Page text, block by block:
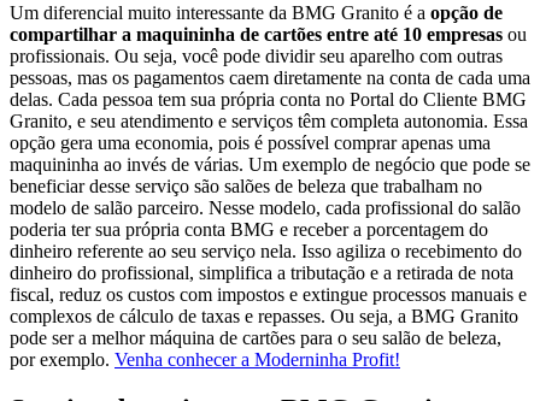
Um diferencial muito interessante da BMG Granito é a opção de
compartilhar a maquininha de cartões entre até 10 empresas ou
profissionais. Ou seja, você pode dividir seu aparelho com outras
pessoas, mas os pagamentos caem diretamente na conta de cada uma
delas. Cada pessoa tem sua própria conta no Portal do Cliente BMG
Granito, e seu atendimento e serviços têm completa autonomia. Essa
opção gera uma economia, pois é possível comprar apenas uma
maquininha ao invés de várias. Um exemplo de negócio que pode se
beneficiar desse serviço são salões de beleza que trabalham no
modelo de salão parceiro. Nesse modelo, cada profissional do salão
poderia ter sua própria conta BMG e receber a porcentagem do
dinheiro referente ao seu serviço nela. Isso agiliza o recebimento do
dinheiro do profissional, simplifica a tributação e a retirada de nota
fiscal, reduz os custos com impostos e extingue processos manuais e
complexos de cálculo de taxas e repasses. Ou seja, a BMG Granito
pode ser a melhor máquina de cartões para o seu salão de beleza,
por exemplo. Venha conhecer a Moderninha Profit!